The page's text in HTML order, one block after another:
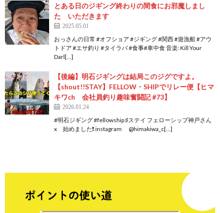
とある日のジギング終わりの間食にお邪魔しまし
た いただきます
2025.05.01
おっさんの日常 #オフショア #ジギング #関西 #遊漁船 #アウ
トドア #エサ釣り #タイラバ #食事#車中食 音楽: Kill Your
Darl[…]
【後編】明石ジギングは結局このジグですよ。
【shout!!STAY】FELLOW・SHIPでリレー便【ヒマ
キワch 会社員釣り趣味奮闘記 #73】
2026.01.24
#明石ジギング #fellowship ♯ステイ フェローシップ神戸さん
x 始めました❗ instagram @himakiwa_c[…]